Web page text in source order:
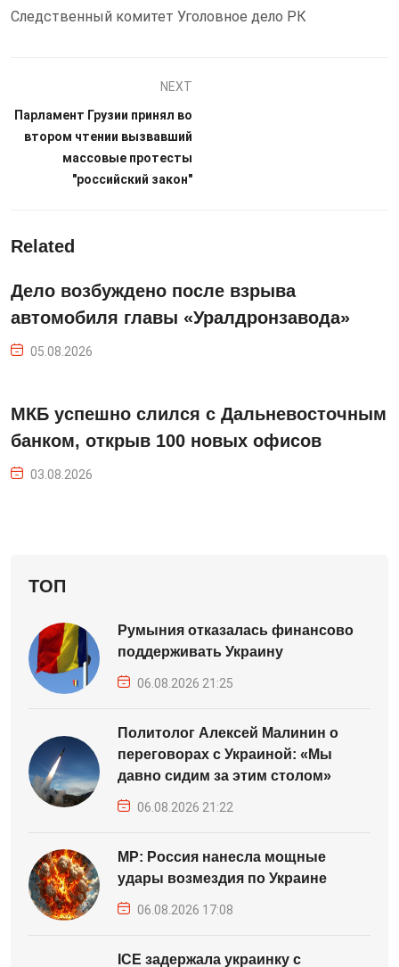
Следственный комитет Уголовное дело РК
NEXT
Парламент Грузии принял во
втором чтении вызвавший
массовые протесты
"российский закон"
Related
Дело возбуждено после взрыва
автомобиля главы «Уралдронзавода»
05.08.2026
МКБ успешно слился с Дальневосточным
банком, открыв 100 новых офисов
03.08.2026
ТОП
Румыния отказалась финансово
поддерживать Украину
06.08.2026 21:25
Политолог Алексей Малинин о
переговорах с Украиной: «Мы
давно сидим за этим столом»
06.08.2026 21:22
MP: Россия нанесла мощные
удары возмездия по Украине
06.08.2026 17:08
ICE задержала украинку с